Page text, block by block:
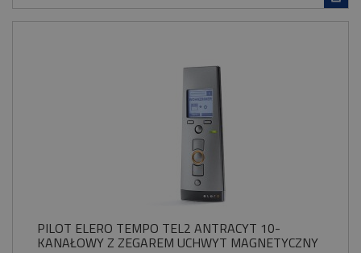
PILOT ELERO TEMPO TEL2 ANTRACYT 10-
KANAŁOWY Z ZEGAREM UCHWYT MAGNETYCZNY